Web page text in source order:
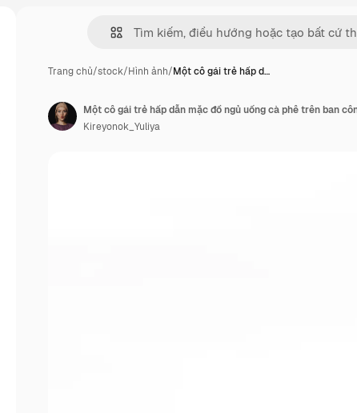
Trang chủ/stock/Hình ảnh/Một cô gái trẻ hấp d…
Kireyonok_Yuliya